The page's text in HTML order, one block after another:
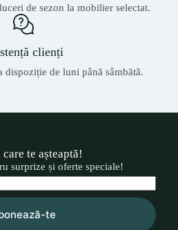
de sezon la mobilier selectat.
clienți
dispoziție de luni până sâmbătă.
te așteaptă!
surprize și oferte speciale!
te